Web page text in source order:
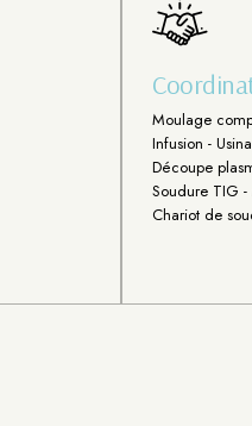
Moulage
Infusion -
Découpe
Soudure TIG -
Chariot de